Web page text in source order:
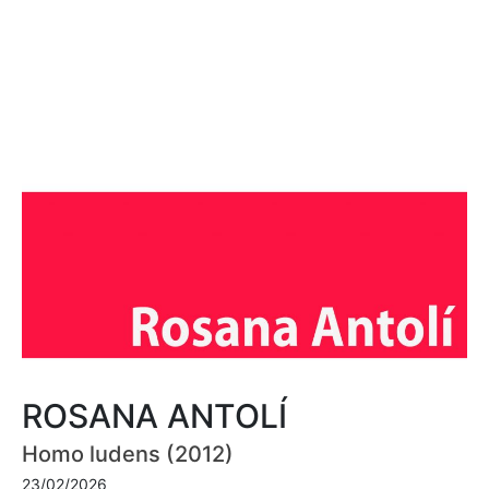
ROSANA ANTOLÍ
Homo ludens (2012)
23/02/2026